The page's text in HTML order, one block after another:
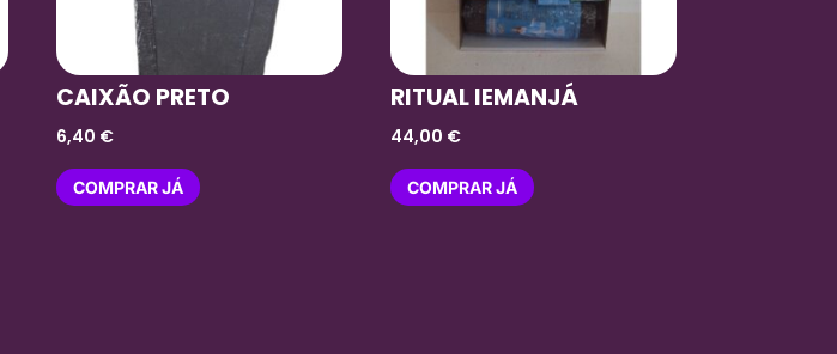
CAIXÃO PRETO
6,40 €
COMPRAR JÁ
RITUAL IEMANJÁ
44,00 €
COMPRAR JÁ